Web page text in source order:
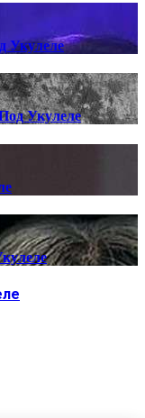
Укулеле
Укулеле